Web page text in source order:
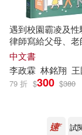
約翰・古爾
黃瀚嶢(2)
林銘翔(1)
焦妮娜
大家出版(2)
中國中醫藥
全能專案(1)
寰宇(1)
配送方式 (
遇到校園霸凌及
律師寫給父母、
自救SOP
中文書
李政霖 林銘翔
79 折 $300 $380
試